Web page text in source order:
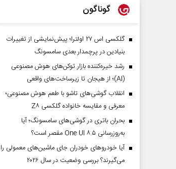
گوناگون
گلکسی اس ۲۷ اولترا؛ پیش‌نمایشی از تغییرات
بنیادین در پرچمدار بعدی سامسونگ
رشد خیره‌کننده بازار توکن‌های هوش مصنوعی
(AI)؛ از هیجان تا زیرساخت‌های واقعی
انقلاب گوشی‌های تاشو‌ با طعم هوش مصنوعی؛
معرفی و مقایسه خانواده گلکسی Z۸
بحران باتری در گوشی‌های سامسونگ؛ آیا
به‌روزرسانی One UI ۸.۵ مقصر است؟
آیا خودروهای خودران جای ماشین‌های معمولی را
می‌گیرند؟ بررسی وضعیت در سال ۲۰۲۶